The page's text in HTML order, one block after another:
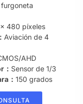
480 píxeles
Aviación de 4
AHD
Sensor de 1/3
： 150 grados